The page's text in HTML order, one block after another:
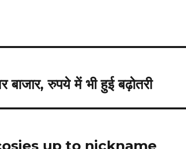
रुपये में भी हुई बढ़ोतरी
up to nickname